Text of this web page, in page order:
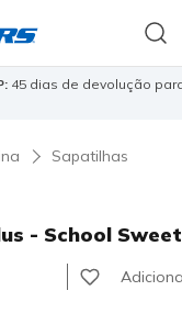
dias de devolução para
Sapatilhas
- School
do cliente